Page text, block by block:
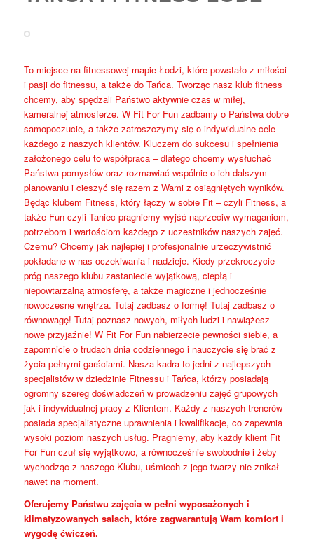
To miejsce na fitnessowej mapie Łodzi, które powstało z miłości
i pasji do fitnessu, a także do Tańca. Tworząc nasz klub fitness
chcemy, aby spędzali Państwo aktywnie czas w miłej,
kameralnej atmosferze. W Fit For Fun zadbamy o Państwa dobre
samopoczucie, a także zatroszczymy się o indywidualne cele
każdego z naszych klientów. Kluczem do sukcesu i spełnienia
założonego celu to współpraca – dlatego chcemy wysłuchać
Państwa pomysłów oraz rozmawiać wspólnie o ich dalszym
planowaniu i cieszyć się razem z Wami z osiągniętych wyników.
Będąc klubem Fitness, który łączy w sobie Fit – czyli Fitness, a
także Fun czyli Taniec pragniemy wyjść naprzeciw wymaganiom,
potrzebom i wartościom każdego z uczestników naszych zajęć.
Czemu? Chcemy jak najlepiej i profesjonalnie urzeczywistnić
pokładane w nas oczekiwania i nadzieje. Kiedy przekroczycie
próg naszego klubu zastaniecie wyjątkową, ciepłą i
niepowtarzalną atmosferę, a także magiczne i jednocześnie
nowoczesne wnętrza. Tutaj zadbasz o formę! Tutaj zadbasz o
równowagę! Tutaj poznasz nowych, miłych ludzi i nawiążesz
nowe przyjaźnie! W Fit For Fun nabierzecie pewności siebie, a
zapomnicie o trudach dnia codziennego i nauczycie się brać z
życia pełnymi garściami. Nasza kadra to jedni z najlepszych
specjalistów w dziedzinie Fitnessu i Tańca, którzy posiadają
ogromny szereg doświadczeń w prowadzeniu zajęć grupowych
jak i indywidualnej pracy z Klientem. Każdy z naszych trenerów
posiada specjalistyczne uprawnienia i kwalifikacje, co zapewnia
wysoki poziom naszych usług. Pragniemy, aby każdy klient Fit
For Fun czuł się wyjątkowo, a równocześnie swobodnie i żeby
wychodząc z naszego Klubu, uśmiech z jego twarzy nie znikał
nawet na moment.
Oferujemy Państwu zajęcia w pełni wyposażonych i
klimatyzowanych salach, które zagwarantują Wam komfort i
wygodę ćwiczeń.